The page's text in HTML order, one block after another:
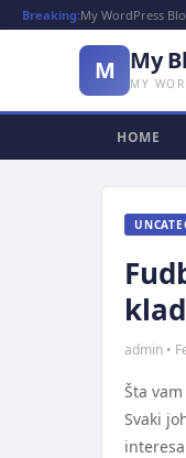
Breaking:My WordPress
M My
MY
HOME
admin •
Šta
Svaki